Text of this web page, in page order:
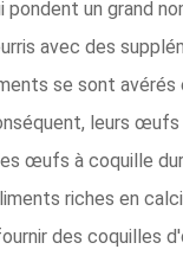
pondent un grand
avec des
se sont
leurs
œufs à coquille
riches en
des coquilles